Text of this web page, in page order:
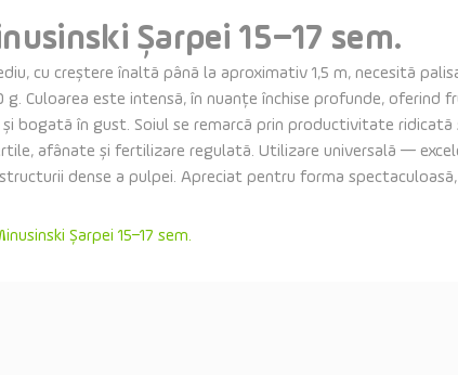
Șarpei 15–17 sem.
cu creștere înaltă până la aproximativ 1,5 m, necesită
g. Culoarea este intensă, în nuanțe închise profunde,
și bogată în gust. Soiul se remarcă prin productivitate
afânate și fertilizare regulată. Utilizare universală —
dense a pulpei. Apreciat pentru forma
Șarpei 15–17 sem.